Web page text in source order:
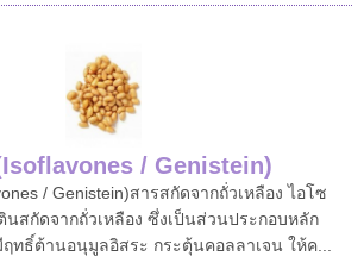
/ Genistein)
/ Genistein)สารสกัดจากถั่วเหลือง ไอโซ
สกัดจากถั่วเหลือง ซึ่งเป็นส่วนประกอบหลัก
ทธิ์ต้านอนุมูลอิสระ กระตุ้นคอลลาเจน ให้ค...